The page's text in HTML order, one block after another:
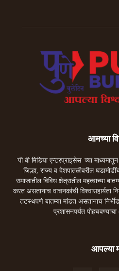
आमच्या
'पी बी मिडिया एन्टरप्राइसेस' च्या
जिल्हा, राज्य व देशपातळीवरील
समाजातील विविध क्षेत्रातील महत्वाच्या
करत असतानाच वाचनकांची विश्वासहार्यता
तटस्थपणे बातम्या मांडत असतानाच
प्रशासनपर्यंत
आपल्या